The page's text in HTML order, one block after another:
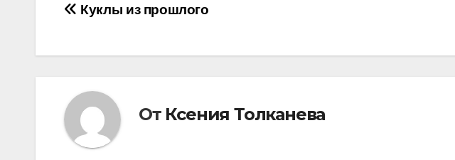
Навигация
Куклы из прошлого
От Ксения Толканева